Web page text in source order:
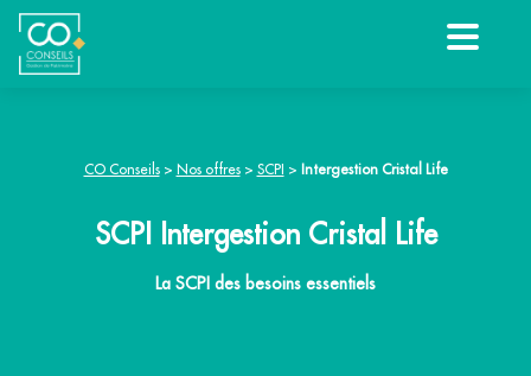
CO Conseils> Nos offres> SCPI > Intergestion Cristal Life
SCPI Intergestion Cristal Life
La SCPI des besoins essentiels